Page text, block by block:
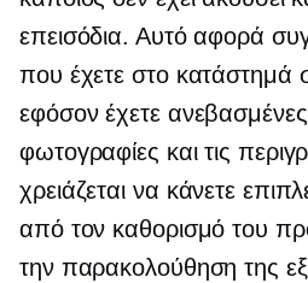
επεισόδια. Αυτό αφορά
που έχετε στο
εφόσον έχετε ανεβασμένες
φωτογραφίες και τις
χρειάζεται να κάνετε
από τον καθορισμό του
την παρακολούθηση της